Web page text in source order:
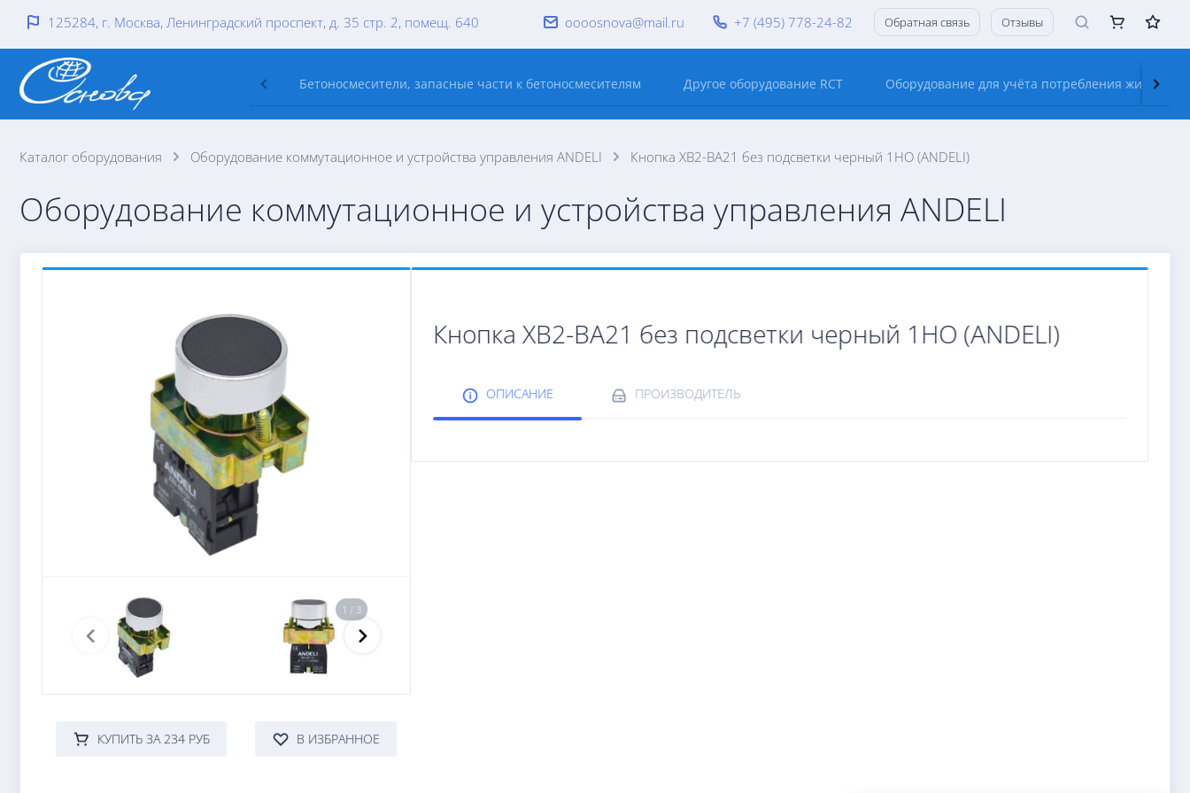
125284, г. Москва, Ленинградский проспект, д. 35 стр. 2, помещ. 640 oooosnova@mail.ru +7 (495) 778-24-82 Обратная связь Отзывы
Бетоносмесители, запасные части к бетоносмесителям Другое оборудование RCT Оборудование для учёта потребления жидкостей
Каталог оборудования Оборудование коммутационное и устройства управления ANDELI Кнопка XB2-BA21 без подсветки черный 1НО (ANDELI)
Оборудование коммутационное и устройства управления ANDELI
1 / 3
КУПИТЬ ЗА 234 РУБ В ИЗБРАННОЕ
Кнопка XB2-BA21 без подсветки черный 1НО (ANDELI)
ОПИСАНИЕ ПРОИЗВОДИТЕЛЬ